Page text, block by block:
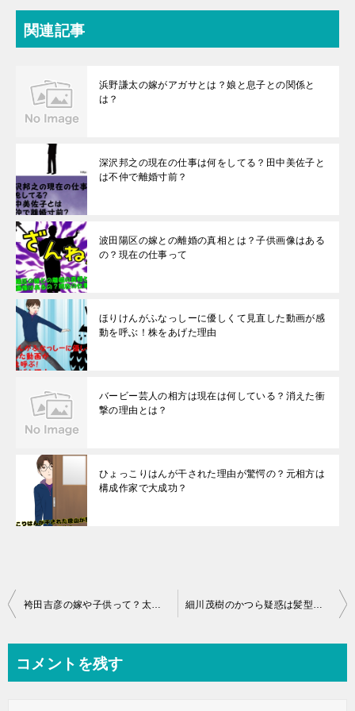
関連記事
浜野謙太の嫁がアガサとは？娘と息子との関係と
は？
深沢邦之の現在の仕事は何をしてる？田中美佐子と
は不仲で離婚寸前？
波田陽区の嫁との離婚の真相とは？子供画像はある
の？現在の仕事って
ほりけんがふなっしーに優しくて見直した動画が感
動を呼ぶ！株をあげた理由
バービー芸人の相方は現在は何している？消えた衝
撃の理由とは？
ひょっこりはんが干された理由が驚愕の？元相方は
構成作家で大成功？
投
ビ
袴田吉彦の嫁や子供って？太ったから干された？瀬戸朝香の過去が 細川茂樹のかつら疑惑は髪型の画像でバレた？嫁や子供の存在が！
コメントを残す